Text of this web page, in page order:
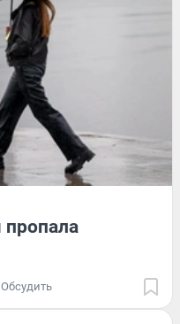
пропала
Обсудить